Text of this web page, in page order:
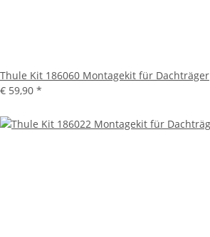
Thule Kit 186060 Montagekit für Dachträger
€ 59,90 *